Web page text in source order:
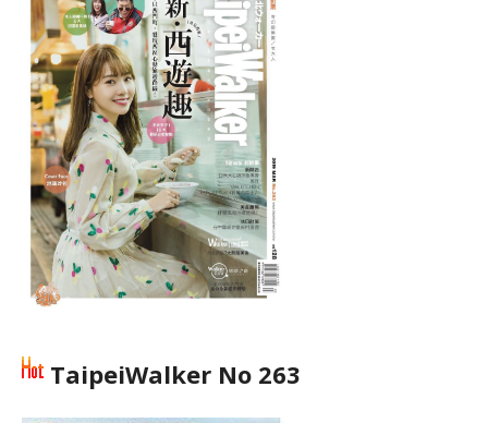
TaipeiWalker No 263